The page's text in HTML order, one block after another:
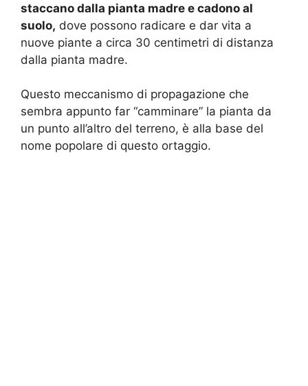
staccano dalla pianta madre e cadono al
suolo, dove possono radicare e dar vita a
nuove piante a circa 30 centimetri di distanza
dalla pianta madre.
Questo meccanismo di propagazione che
sembra appunto far “camminare” la pianta da
un punto all’altro del terreno, è alla base del
nome popolare di questo ortaggio.